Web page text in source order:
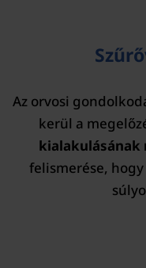
Az orvosi
kerül a
kialakulásának
felismerése,